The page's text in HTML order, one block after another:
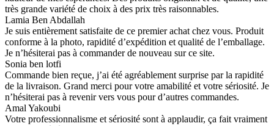
très grande variété de choix à des prix très raisonnables.
Lamia Ben Abdallah
Je suis entièrement satisfaite de ce premier achat chez vous. Produit
conforme à la photo, rapidité d’expédition et qualité de l’emballage.
Je n’hésiterai pas à commander de nouveau sur ce site.
Sonia ben lotfi
Commande bien reçue, j’ai été agréablement surprise par la rapidité
de la livraison. Grand merci pour votre amabilité et votre sériosité. Je
n’hésiterai pas à revenir vers vous pour d’autres commandes.
Amal Yakoubi
Votre professionnalisme et sériosité sont à applaudir, ça fait vraiment